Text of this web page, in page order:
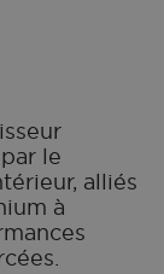
le
alliés
à